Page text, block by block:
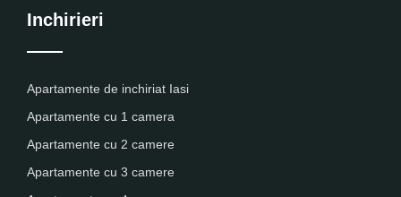
Inchirieri
Apartamente de inchiriat Iasi
Apartamente cu 1 camera
Apartamente cu 2 camere
Apartamente cu 3 camere